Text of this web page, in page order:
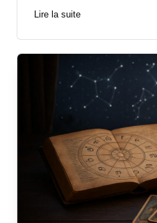
Lire la suite